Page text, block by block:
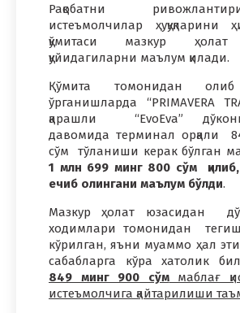
Рақобатни
истеъмолчилар ҳуқуқларини
қўмитаси мазкур ҳолат
қуйидагиларни маълум қилади.
Қўмита томонидан олиб
ўрганишларда “PRIMAVERA
қарашли “EvoEva”
давомида терминал орқали
сўм тўланиши керак бўлган
1 млн 699 минг 800 сўм
ечиб олингани маълум бўлди.
Мазкур ҳолат юзасидан
ходимлари томонидан
кўрилган, яъни муаммо ҳал
сабабларга кўра хатолик
849 минг 900 сўммаблағ
истеъмолчига қайтарилиши